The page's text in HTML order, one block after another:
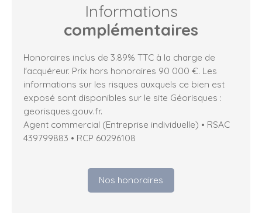
Informations
complémentaires
Honoraires inclus de 3.89% TTC à la charge de
l'acquéreur. Prix hors honoraires 90 000 €. Les
informations sur les risques auxquels ce bien est
exposé sont disponibles sur le site Géorisques :
georisques.gouv.fr.
Agent commercial (Entreprise individuelle) • RSAC
439799883 • RCP 60296108
Nos honoraires